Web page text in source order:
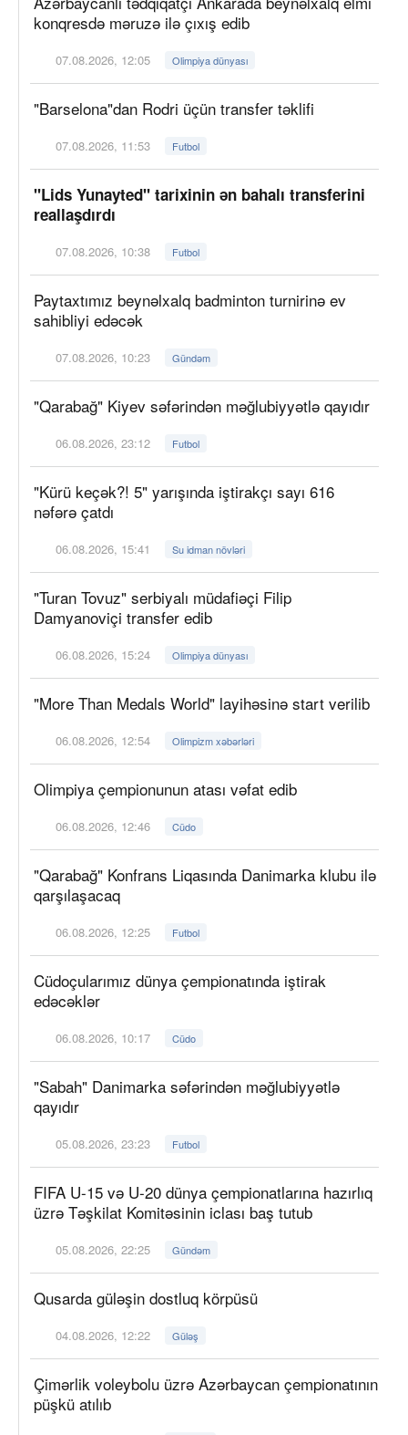
konqresdə məruzə ilə çıxış edib
07.08.2026, 12:05 Olimpiya dünyası
"Barselona"dan Rodri üçün transfer təklifi
07.08.2026, 11:53 Futbol
"Lids Yunayted" tarixinin ən bahalı transferini
reallaşdırdı
07.08.2026, 10:38 Futbol
Paytaxtımız beynəlxalq badminton turnirinə ev
sahibliyi edəcək
07.08.2026, 10:23 Gündəm
"Qarabağ" Kiyev səfərindən məğlubiyyətlə qayıdır
06.08.2026, 23:12 Futbol
"Kürü keçək?! 5" yarışında iştirakçı sayı 616
nəfərə çatdı
06.08.2026, 15:41 Su idman növləri
"Turan Tovuz" serbiyalı müdafiəçi Filip
Damyanoviçi transfer edib
06.08.2026, 15:24 Olimpiya dünyası
"More Than Medals World" layihəsinə start verilib
06.08.2026, 12:54 Olimpizm xəbərləri
Olimpiya çempionunun atası vəfat edib
06.08.2026, 12:46 Cüdo
"Qarabağ" Konfrans Liqasında Danimarka klubu ilə
qarşılaşacaq
06.08.2026, 12:25 Futbol
Cüdoçularımız dünya çempionatında iştirak
edəcəklər
06.08.2026, 10:17 Cüdo
"Sabah" Danimarka səfərindən məğlubiyyətlə
qayıdır
05.08.2026, 23:23 Futbol
FIFA U-15 və U-20 dünya çempionatlarına hazırlıq
üzrə Təşkilat Komitəsinin iclası baş tutub
05.08.2026, 22:25 Gündəm
Qusarda güləşin dostluq körpüsü
04.08.2026, 12:22 Güləş
Çimərlik voleybolu üzrə Azərbaycan çempionatının
püşkü atılıb